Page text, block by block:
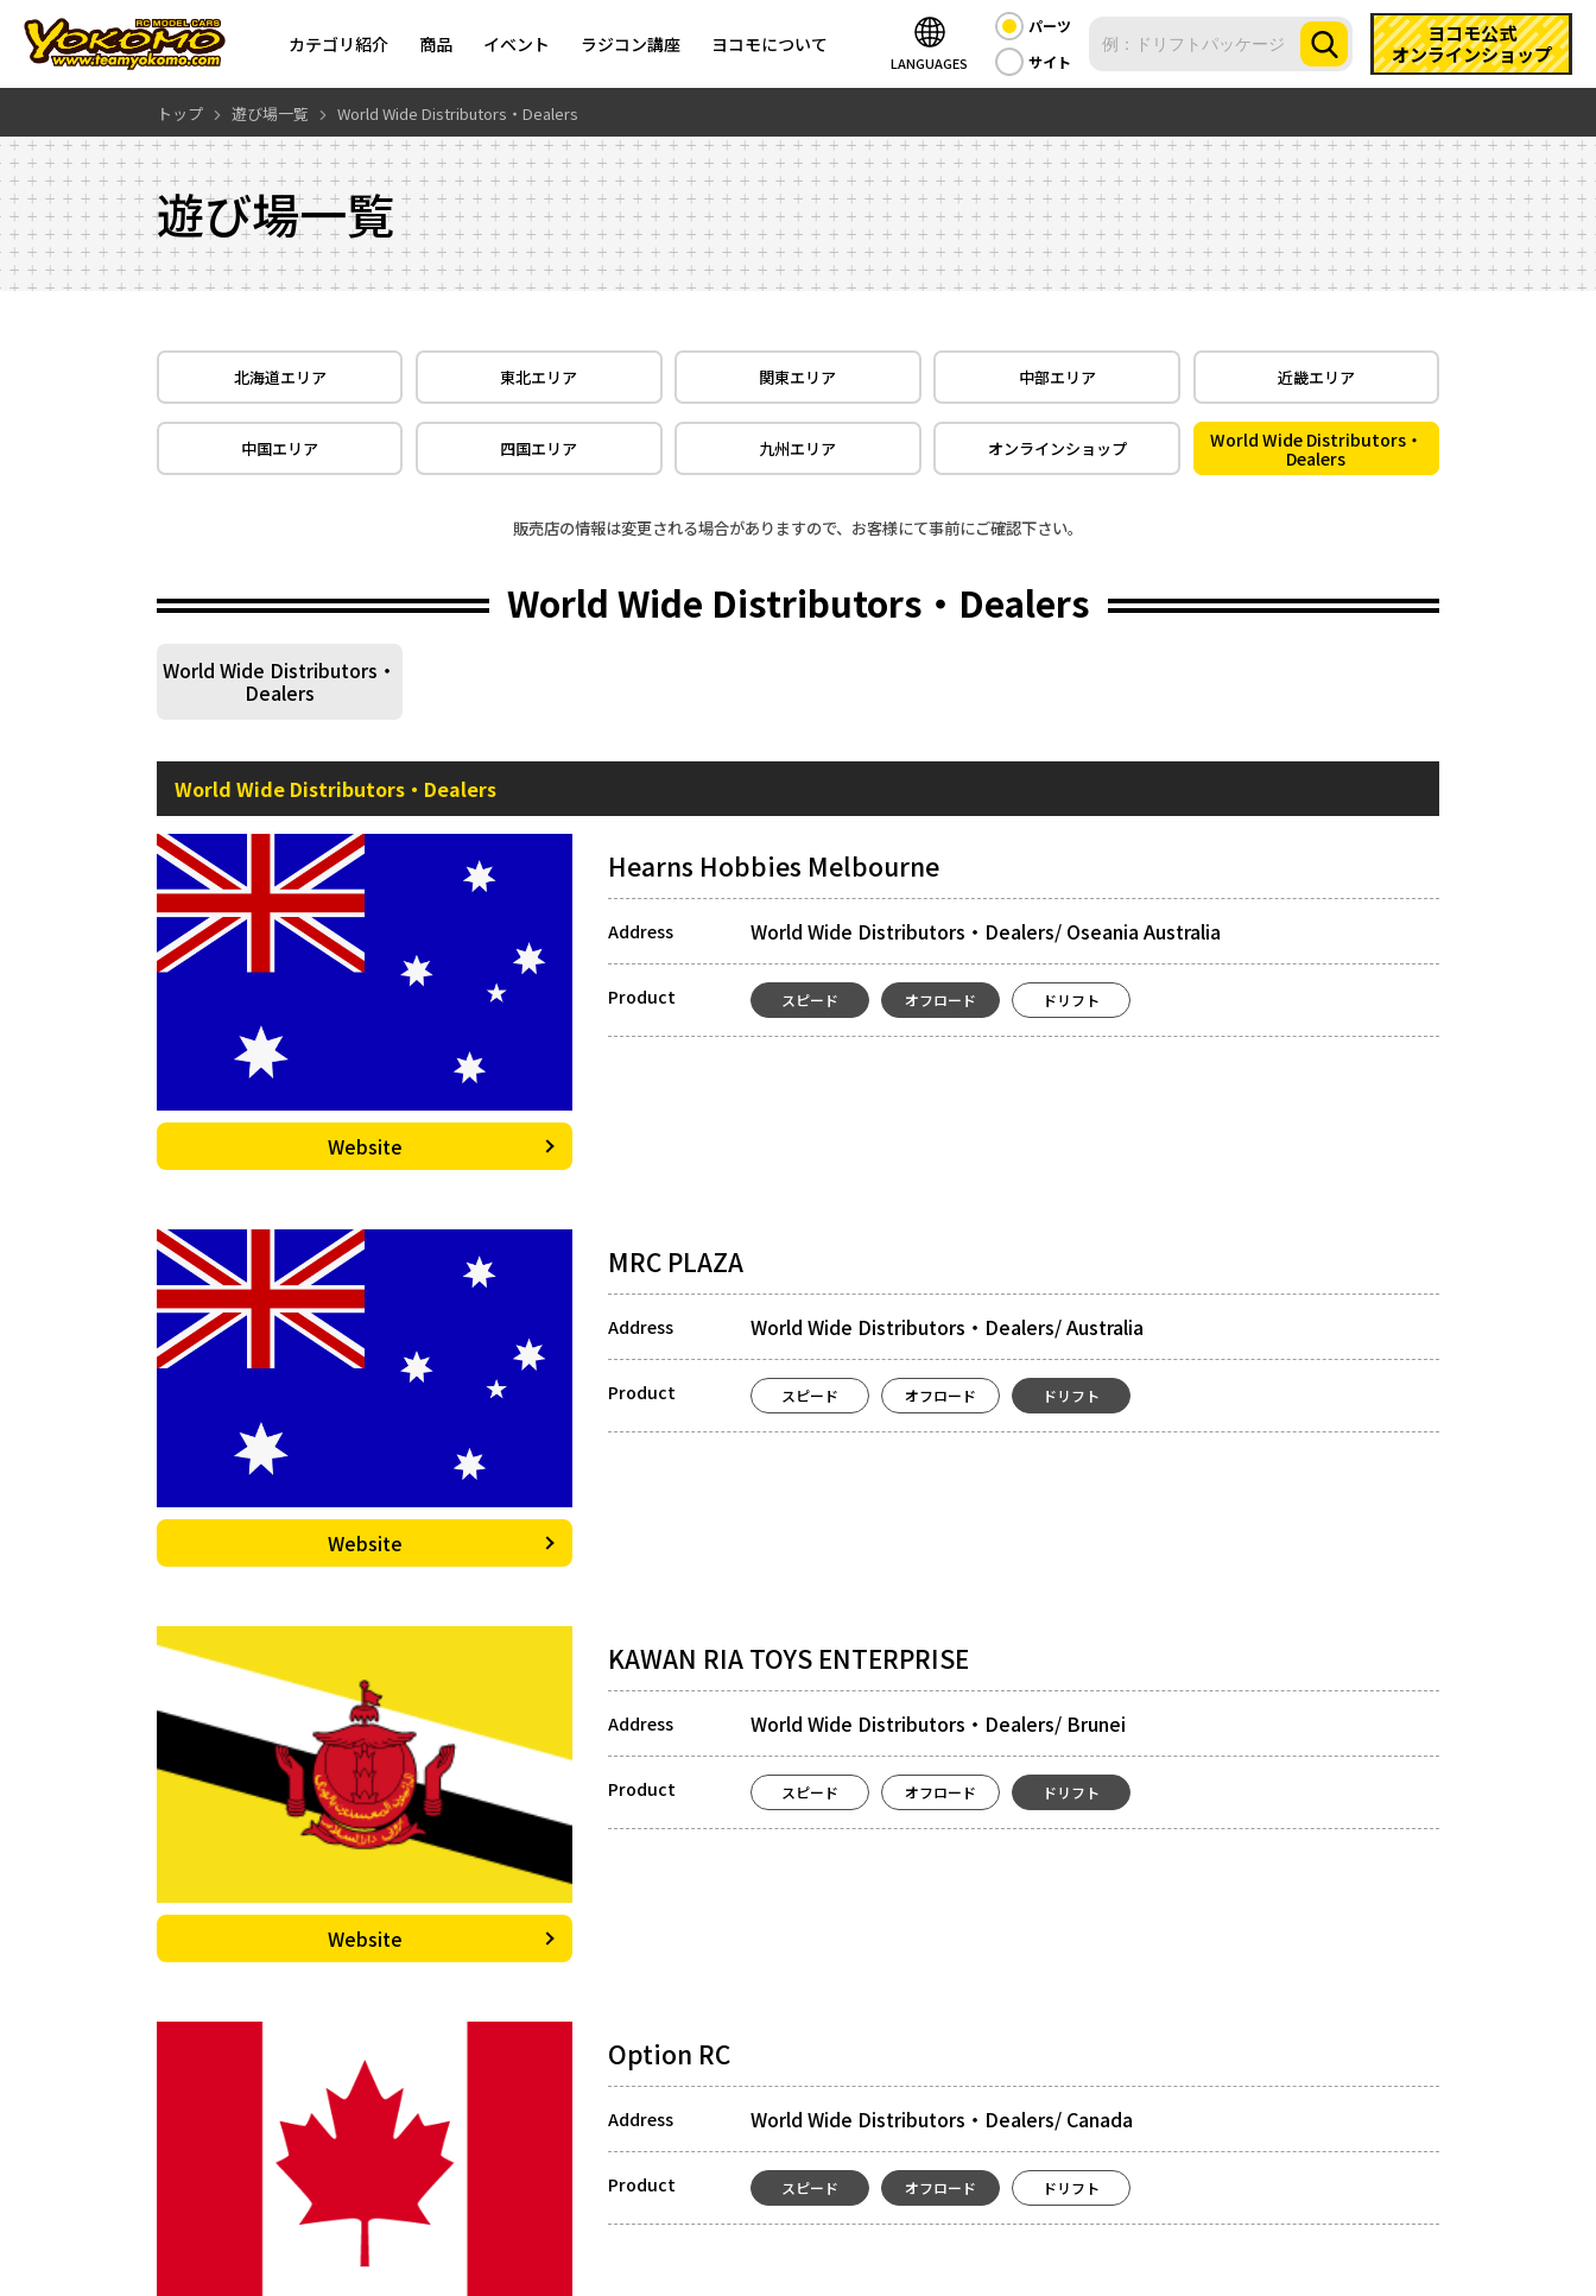
カテゴリ紹介 商品 イベント ラジコン講座 ヨコモについて
LANGUAGES
パーツ
サイト
ヨコモ公式
オンラインショップ
トップ 遊び場一覧 World Wide Distributors・Dealers
遊び場一覧
北海道エリア 東北エリア 関東エリア 中部エリア 近畿エリア
中国エリア 四国エリア 九州エリア オンラインショップ
World Wide Distributors・
Dealers
販売店の情報は変更される場合がありますので、お客様にて事前にご確認下さい。
World Wide Distributors・Dealers
World Wide Distributors・
Dealers
World Wide Distributors・Dealers
Website
Hearns Hobbies Melbourne
Address World Wide Distributors・Dealers/ Oseania Australia
Product スピード オフロード ドリフト
Website
MRC PLAZA
Address World Wide Distributors・Dealers/ Australia
Product スピード オフロード ドリフト
Website
KAWAN RIA TOYS ENTERPRISE
Address World Wide Distributors・Dealers/ Brunei
Product スピード オフロード ドリフト
Option RC
Address World Wide Distributors・Dealers/ Canada
Product スピード オフロード ドリフト